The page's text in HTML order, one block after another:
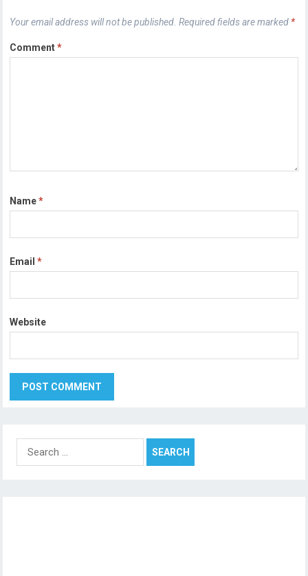
Your email address will not be published. Required fields are marked *
Comment*
Name*
Email*
Website
Search
for: